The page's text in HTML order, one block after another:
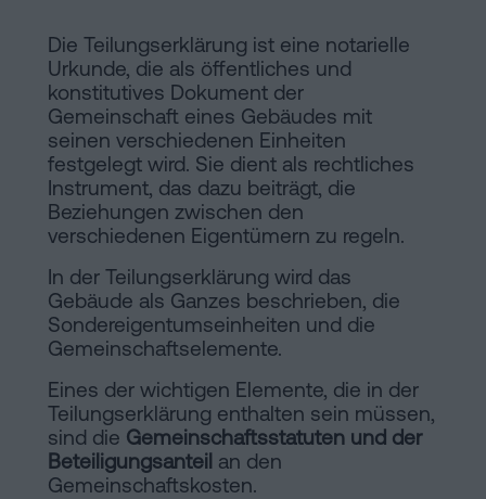
Die Teilungserklärung ist eine notarielle
Urkunde, die als öffentliches und
konstitutives Dokument der
Gemeinschaft eines Gebäudes mit
seinen verschiedenen Einheiten
festgelegt wird. Sie dient als rechtliches
Instrument, das dazu beiträgt, die
Beziehungen zwischen den
verschiedenen Eigentümern zu regeln.
In der Teilungserklärung wird das
Gebäude als Ganzes beschrieben, die
Sondereigentumseinheiten und die
Gemeinschaftselemente.
Eines der wichtigen Elemente, die in der
Teilungserklärung enthalten sein müssen,
sind die Gemeinschaftsstatuten und der
Beteiligungsanteil an den
Gemeinschaftskosten.